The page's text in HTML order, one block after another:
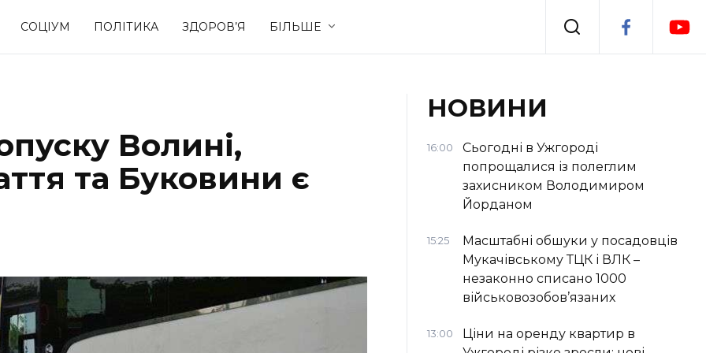
СОЦІУМ ПОЛІТИКА ЗДОРОВ’Я БІЛЬШЕ
Події
Спорт Волині,
та Буковини є
НОВИНИ
16:00
Сьогодні в Ужгороді
попрощалися із полеглим
захисником Володимиром
Йорданом
15:25
Масштабні обшуки у посадовців
Мукачівському ТЦК і ВЛК –
незаконно списано 1000
військовозобов’язаних
13:00
Ціни на оренду квартир в